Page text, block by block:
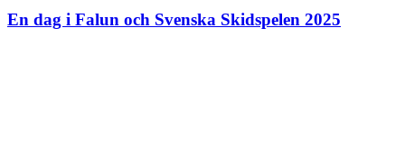
En dag i Falun och Svenska Skidspelen 2025